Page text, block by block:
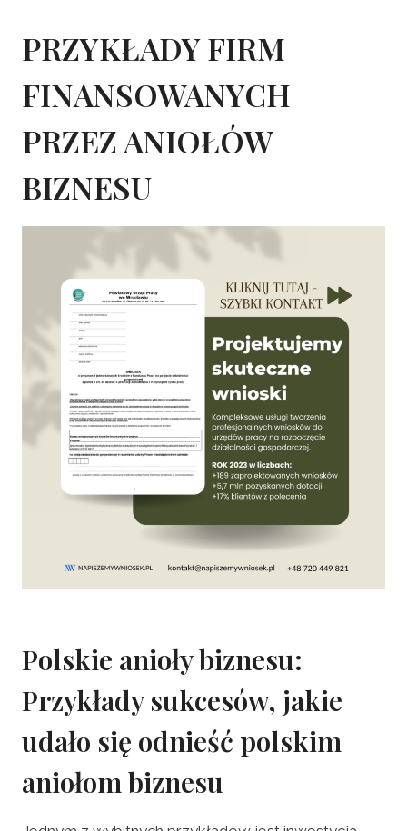
PRZYKŁADY FIRM
FINANSOWANYCH
PRZEZ ANIOŁÓW
BIZNESU
Polskie anioły biznesu:
Przykłady sukcesów, jakie
udało się odnieść polskim
aniołom biznesu